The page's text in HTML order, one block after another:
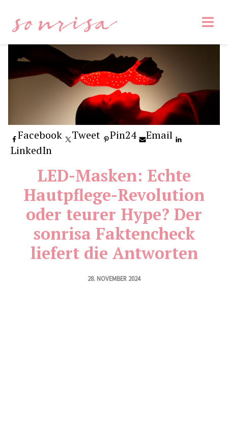
sonrisa
Facebook Tweet Pin24
Email
LinkedIn
LED-Masken: Echte
Hautpflege-Revolution
oder teurer Hype? Der
sonrisa Faktencheck
liefert die Antworten
28. NOVEMBER 2024